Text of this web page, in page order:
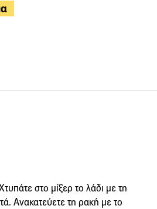
στο μίξερ το λάδι με τη
Ανακατεύετε τη ρακή με το